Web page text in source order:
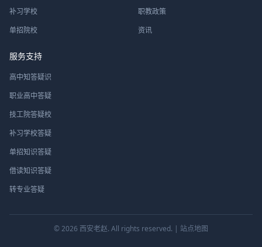
补习学校
单招院校
职教政策
资讯
服务支持
高中知答疑识
职业高中答疑
技工院答疑校
补习学校答疑
单招知识答疑
借读知识答疑
转专业答疑
© 2026 西安老赵. All rights reserved. | 站点地图